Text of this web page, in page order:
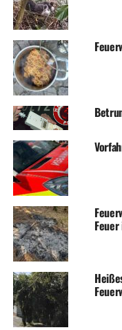
RELATED TOPICS:
UP NEXT
Turnhalle und
geschlossen
Spende für die